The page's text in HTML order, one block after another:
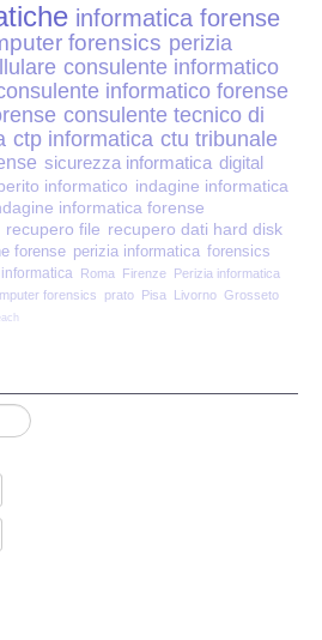
PBX e VOIP
informatico
e Online
informatica forense
forensics perizia
consulente informatico
informatico forense
consulente tecnico di
ctp informatica ctu tribunale
sicurezza informatica digital
informatico indagine informatica
informatica forense
recupero file recupero dati hard disk
forense perizia informatica forensics
Roma Firenze Perizia informatica
forensics prato Pisa Livorno Grosseto